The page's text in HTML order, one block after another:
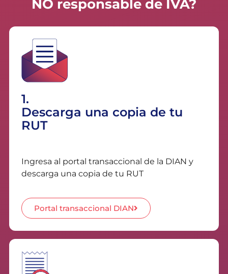
NO responsable de IVA?
1.
Descarga una copia de tu
RUT
Ingresa al portal transaccional de la DIAN y
descarga una copia de tu RUT
Portal transaccional DIAN